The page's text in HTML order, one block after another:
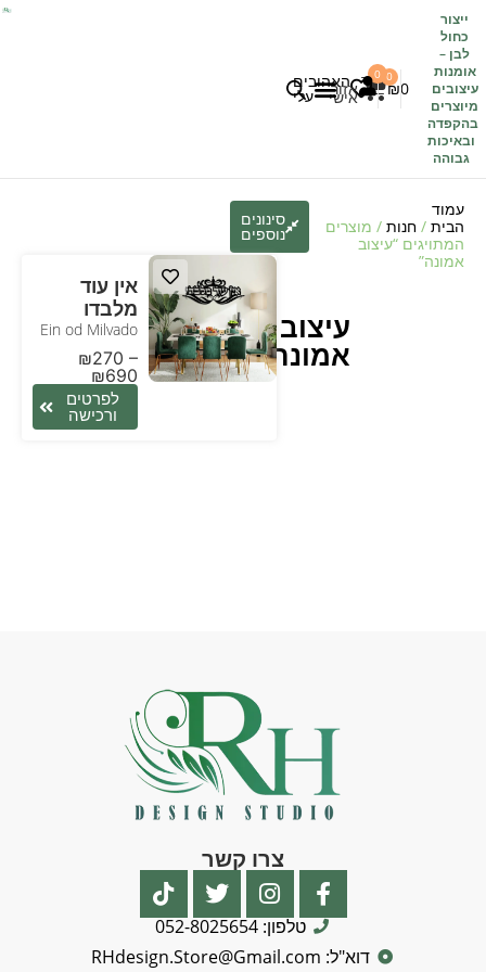
ייצור
כחול
לבן –
אומנות
עיצובים
מיוצרים
בהקפדה
ובאיכות
גבוהה
₪0
0 האהובים
עלי
0
אזור
אישי
עמוד
הבית / חנות / מוצרים
המתויגים “עיצוב
אמונה”
עיצוב
אמונה
סינונים
נוספים
אין עוד
מלבדו
Ein od Milvado
₪270 –
₪690
לפרטים
ורכישה
צרו קשר
טלפון: 052-8025654
דוא"ל: RHdesign.Store@Gmail.com